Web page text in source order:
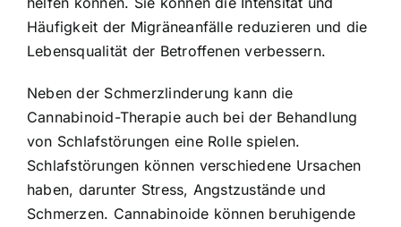
Häufigkeit der Migräneanfälle reduzieren und die
Lebensqualität der Betroffenen verbessern.
Neben der Schmerzlinderung kann die
Cannabinoid-Therapie auch bei der Behandlung
von Schlafstörungen eine Rolle spielen.
Schlafstörungen können verschiedene Ursachen
haben, darunter Stress, Angstzustände und
Schmerzen. Cannabinoide können beruhigende